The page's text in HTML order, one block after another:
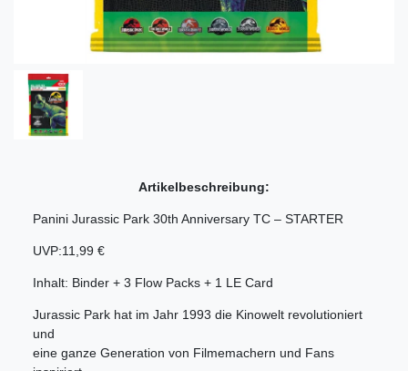
Artikelbeschreibung:
Panini Jurassic Park 30th Anniversary TC – STARTER
UVP:11,99 €
Inhalt: Binder + 3 Flow Packs + 1 LE Card
Jurassic Park hat im Jahr 1993 die Kinowelt revolutioniert
und
eine ganze Generation von Filmemachern und Fans